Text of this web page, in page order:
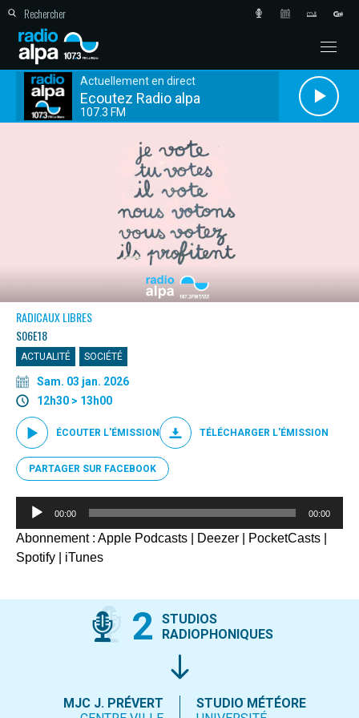
Actuellement en direct
Ecoutez Radio alpa
107.3 FM
RADICAUX LIBRES
S06E18
ACTUALITÉ SOCIÉTÉ
Sam. 03 jan. 2026
12h30 > 13h00
ÉCOUTER L'ÉMISSION TÉLÉCHARGER L'ÉMISSION
PARTAGER SUR FACEBOOK
Lecteur
00:00 00:00
Abonnement : Apple Podcasts Deezer PocketCasts
Spotify
iTunes
2
STUDIOS
RADIOPHONIQUES
MJC J. PRÉVERT
STUDIO MÉTÉORE